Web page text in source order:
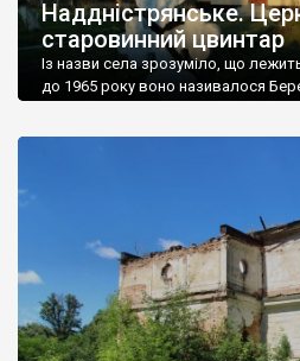
Наддністрянське.
старовинний цвинтар
Із назви села зрозуміло, що
до 1965 року воно називалося
Наддністрянське відрізняється
сіл. У селі є мурована